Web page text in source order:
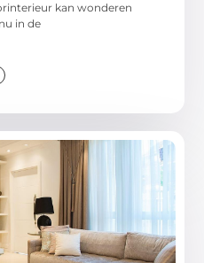
kan wonderen
in de